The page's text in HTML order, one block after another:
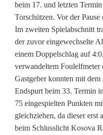
r
n
l
i
g
a
n
beim 17. und letzten
Torschützen. Vor der
Im zweiten Spielabschnitt
der zuvor eingewechselte
einem Doppelschlag auf
verwandeltem Foulelfmeter
Gastgeber konnten mit
Endspurt beim 33. Termin
75 eingespielten Punkten
gleichziehen, da dieser erst
beim Schlusslicht Kosova